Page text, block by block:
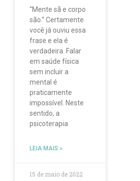
“Mente sã e corpo
são.” Certamente
você já ouviu essa
frase e ela é
verdadeira. Falar
em saúde física
sem incluir a
mental é
praticamente
impossível. Neste
sentido, a
psicoterapia
LEIA MAIS »
15 de maio de 2022